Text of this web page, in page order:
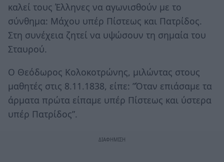
καλεί τους Έλληνες να αγωνισθούν με το
σύνθημα: Μάχου υπέρ Πίστεως και Πατρίδος.
Στη συνέχεια ζητεί να υψώσουν τη σημαία του
Σταυρού.
Ο Θεόδωρος Κολοκοτρώνης, μιλώντας στους
μαθητές στις 8.11.1838, είπε: ”Όταν επιάσαμε τα
άρματα πρώτα είπαμε υπέρ Πίστεως και ύστερα
υπέρ Πατρίδος”.